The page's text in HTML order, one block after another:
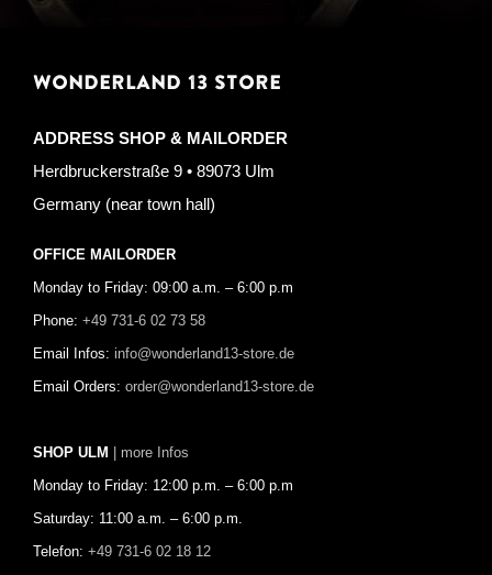
WONDERLAND 13 STORE
ADDRESS SHOP & MAILORDER
Herdbruckerstraße 9 • 89073 Ulm
Germany (near town hall)
OFFICE MAILORDER
Monday to Friday: 09:00 a.m. – 6:00 p.m
Phone: +49 731-6 02 73 58
Email Infos: info@wonderland13-store.de
Email Orders: order@wonderland13-store.de
SHOP ULM | more Infos
Monday to Friday: 12:00 p.m. – 6:00 p.m
Saturday: 11:00 a.m. – 6:00 p.m.
Telefon: +49 731-6 02 18 12